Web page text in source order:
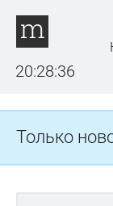
20:28:36
Hi-
Только